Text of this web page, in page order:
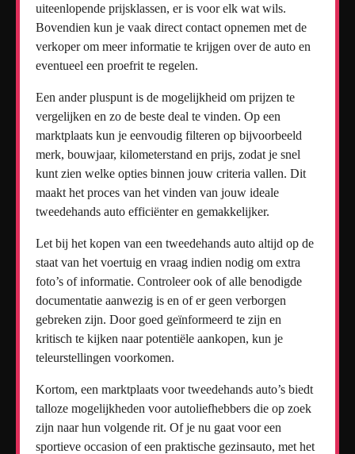
uiteenlopende prijsklassen, er is voor elk wat wils.
Bovendien kun je vaak direct contact opnemen met de
verkoper om meer informatie te krijgen over de auto en
eventueel een proefrit te regelen.
Een ander pluspunt is de mogelijkheid om prijzen te
vergelijken en zo de beste deal te vinden. Op een
marktplaats kun je eenvoudig filteren op bijvoorbeeld
merk, bouwjaar, kilometerstand en prijs, zodat je snel
kunt zien welke opties binnen jouw criteria vallen. Dit
maakt het proces van het vinden van jouw ideale
tweedehands auto efficiënter en gemakkelijker.
Let bij het kopen van een tweedehands auto altijd op de
staat van het voertuig en vraag indien nodig om extra
foto’s of informatie. Controleer ook of alle benodigde
documentatie aanwezig is en of er geen verborgen
gebreken zijn. Door goed geïnformeerd te zijn en
kritisch te kijken naar potentiële aankopen, kun je
teleurstellingen voorkomen.
Kortom, een marktplaats voor tweedehands auto’s biedt
talloze mogelijkheden voor autoliefhebbers die op zoek
zijn naar hun volgende rit. Of je nu gaat voor een
sportieve occasion of een praktische gezinsauto, met het